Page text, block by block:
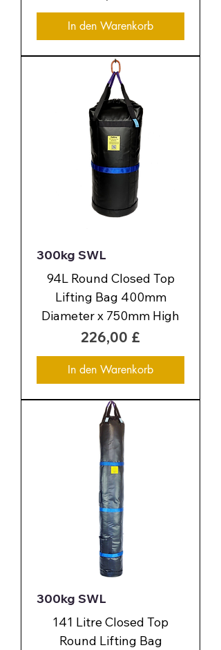
In den Warenkorb
300kg SWL
94L Round Closed Top
Lifting Bag 400mm
Diameter x 750mm High
Preis
226,00 £
In den Warenkorb
300kg SWL
141 Litre Closed Top
Round Lifting Bag